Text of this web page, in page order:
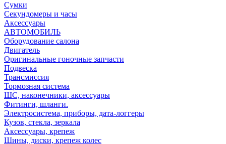
Сумки
Секундомеры и часы
Аксессуары
АВТОМОБИЛЬ
Оборудование салона
Двигатель
Оригинальные гоночные запчасти
Подвеска
Трансмиссия
Тормозная система
ШС, наконечники, аксессуары
Фитинги, шланги.
Электросистема, приборы, дата-логгеры
Кузов, стекла, зеркала
Аксессуары, крепеж
Шины, диски, крепеж колес